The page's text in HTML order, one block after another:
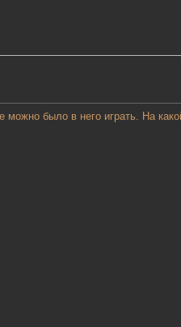
можно было в него играть. На